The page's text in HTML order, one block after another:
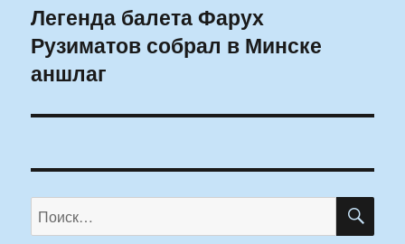
Следующая
запись:
Легенда балета Фарух
Рузиматов собрал в Минске
аншлаг
Искать: